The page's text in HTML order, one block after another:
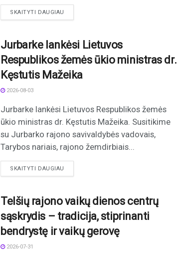
SKAITYTI DAUGIAU
Jurbarke lankėsi Lietuvos
Respublikos žemės ūkio ministras dr.
Kęstutis Mažeika
2026-08-03
Jurbarke lankėsi Lietuvos Respublikos žemės
ūkio ministras dr. Kęstutis Mažeika. Susitikime
su Jurbarko rajono savivaldybės vadovais,
Tarybos nariais, rajono žemdirbiais...
SKAITYTI DAUGIAU
Telšių rajono vaikų dienos centrų
sąskrydis – tradicija, stiprinanti
bendrystę ir vaikų gerovę
2026-07-31